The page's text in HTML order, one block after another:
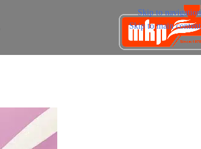
Skip to navigation
Skip to main content